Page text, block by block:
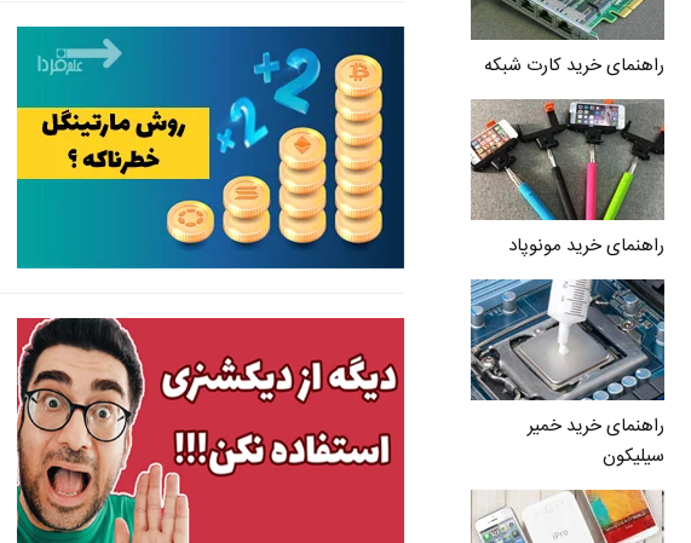
راهنمای خرید کارت شبکه
راهنمای خرید مونوپاد
راهنمای خرید خمیر
سیلیکون